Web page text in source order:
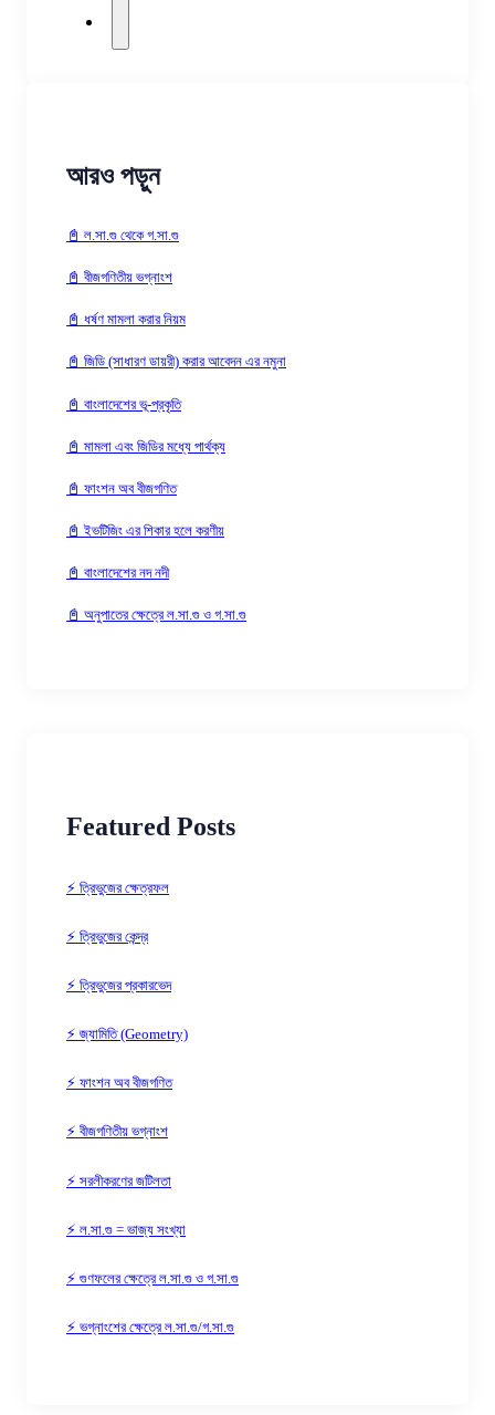
আরও পড়ুন
📓 ল.সা.গু থেকে গ.সা.গু
📓 বীজগণিতীয় ভগ্নাংশ
📓 ধর্ষণ মামলা করার নিয়ম
📓 জিডি (সাধারণ ডায়রী) করার আবেদন এর নমুনা
📓 বাংলাদেশের ভূ-প্রকৃতি
📓 মামলা এবং জিডির মধ্যে পার্থক্য
📓 ফাংশন অব বীজগণিত
📓 ইভটিজিং এর শিকার হলে করণীয়
📓 বাংলাদেশের নদ নদী
📓 অনুপাতের ক্ষেত্রে ল.সা.গু ও গ.সা.গু
Featured Posts
⚡ ত্রিভুজের ক্ষেত্রফল
⚡ ত্রিভুজের কেন্দ্র
⚡ ত্রিভুজের প্রকারভেদ
⚡ জ্যামিতি (Geometry)
⚡ ফাংশন অব বীজগণিত
⚡ বীজগণিতীয় ভগ্নাংশ
⚡ সরলীকরণের জটিলতা
⚡ ল.সা.গু = ভাজ্য সংখ্যা
⚡ গুণফলের ক্ষেত্রে ল.সা.গু ও গ.সা.গু
⚡ ভগ্নাংশের ক্ষেত্রে ল.সা.গু/গ.সা.গু